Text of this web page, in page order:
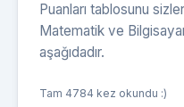
Puanları tablosunu
Matematik ve
aşağıdadır.
Tam 4784 kez okundu :)